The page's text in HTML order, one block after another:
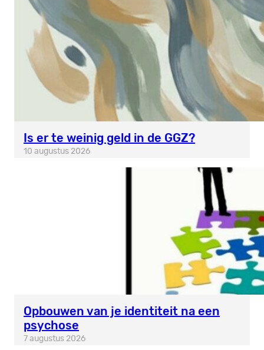
Is er te weinig geld in de GGZ?
10 augustus 2026
Opbouwen van je identiteit na een
psychose
7 augustus 2026